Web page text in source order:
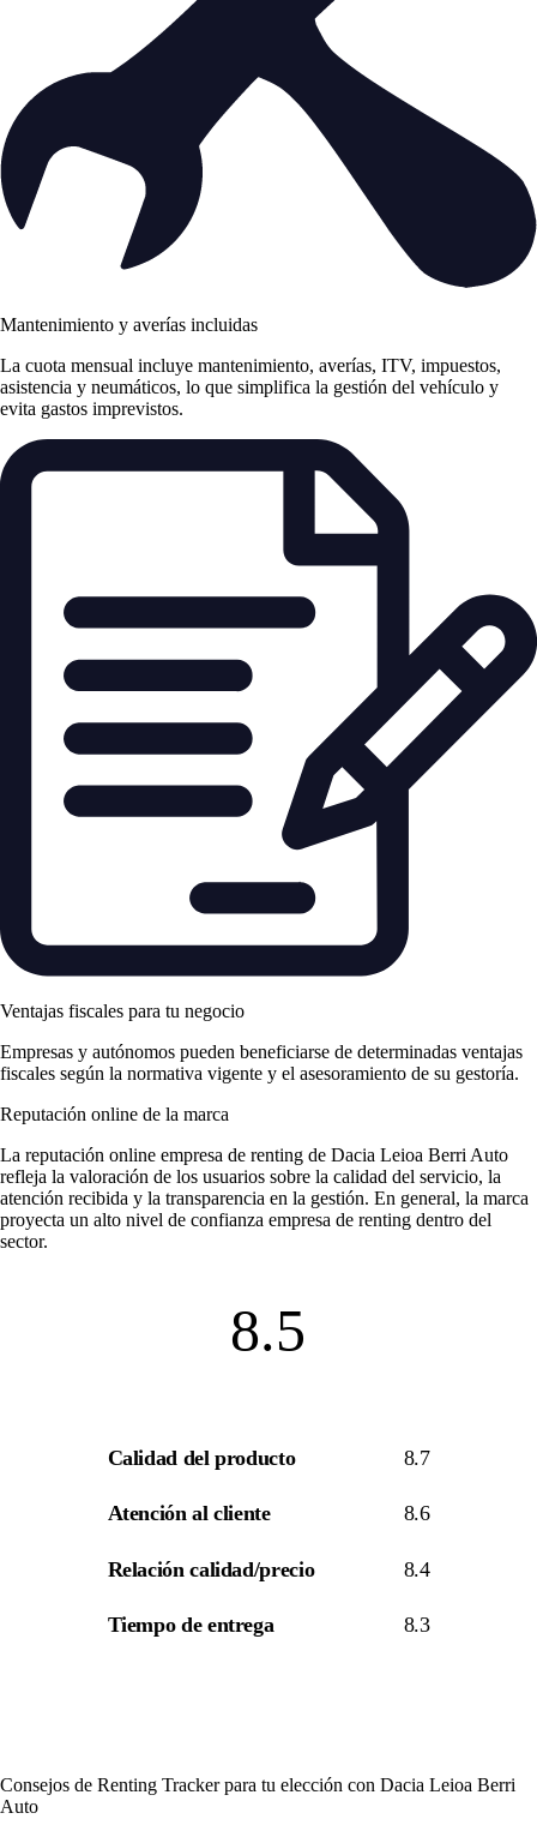
Mantenimiento y averías incluidas
La cuota mensual incluye mantenimiento, averías, ITV, impuestos,
asistencia y neumáticos, lo que simplifica la gestión del vehículo y
evita gastos imprevistos.
Ventajas fiscales para tu negocio
Empresas y autónomos pueden beneficiarse de determinadas ventajas
fiscales según la normativa vigente y el asesoramiento de su gestoría.
Reputación online de la marca
La reputación online empresa de renting de Dacia Leioa Berri Auto
refleja la valoración de los usuarios sobre la calidad del servicio, la
atención recibida y la transparencia en la gestión. En general, la marca
proyecta un alto nivel de confianza empresa de renting dentro del
sector.
8.5
Calidad del producto 8.7
Atención al cliente 8.6
Relación calidad/precio 8.4
Tiempo de entrega 8.3
Consejos de Renting Tracker para tu elección con Dacia Leioa Berri
Auto